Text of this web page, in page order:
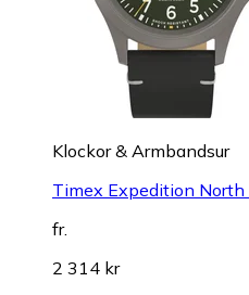
Klockor & Armbandsur
Timex Expedition
fr.
2 314 kr